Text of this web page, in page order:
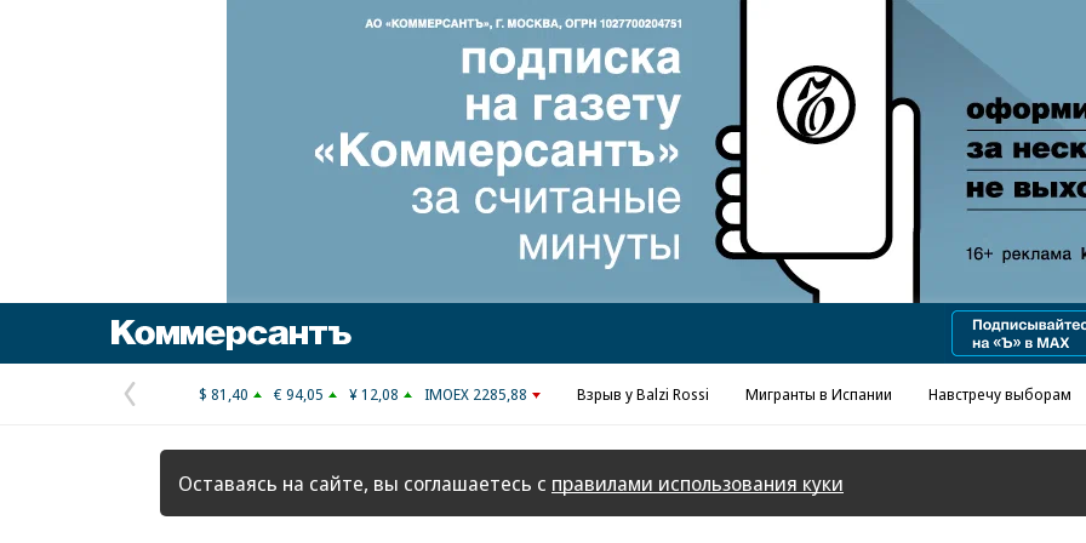
Реклама в «Ъ» www.kommersant.ru/ad
Предыдущая
страница
$ 81,40 € 94,05 ¥ 12,08 IMOEX 2285,88 Взрыв у Balzi Rossi Мигранты в Испании Навстречу выборам
Оставаясь на сайте, вы соглашаетесь с правилами использования куки